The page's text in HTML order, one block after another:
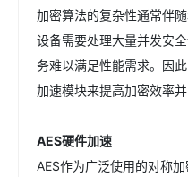
加密算法的复杂性通常伴
设备需要处理大量并发安
务难以满足性能需求。因
加速模块来提高加密效率并
AES硬件加速
AES作为广泛使用的对称